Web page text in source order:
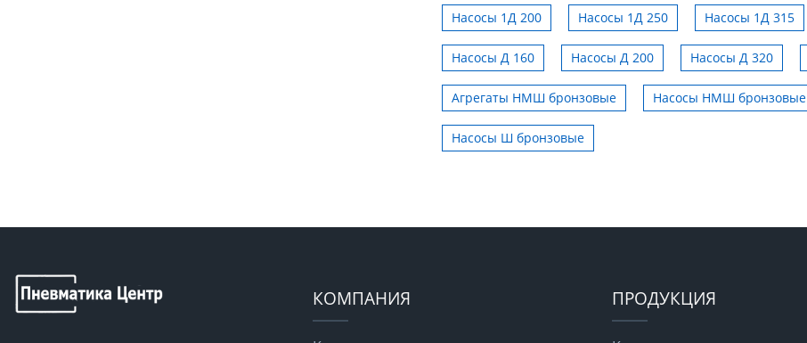
Насосы 1Д 200 Насосы 1Д 250 Насосы 1Д 315
Насосы Д 160 Насосы Д 200 Насосы Д 320
Агрегаты НМШ бронзовые Насосы НМШ бронзовые
Насосы Ш бронзовые
КОМПАНИЯ ПРОДУКЦИЯ